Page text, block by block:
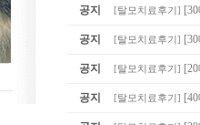
공지 [탈모치료후기 ]
공지 [탈모치료후기 ]
공지 [탈모치료후기 ]
공지 [탈모치료후기 ]